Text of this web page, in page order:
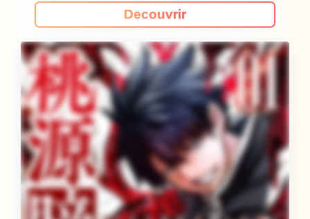
Decouvrir